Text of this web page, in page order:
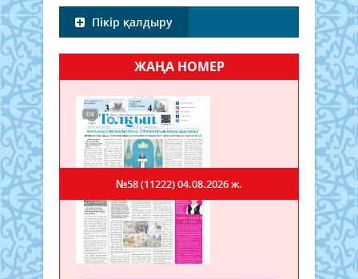
Пікір қалдыру
ЖАҢА НОМЕР
№58 (11222)04.08.2026 ж.